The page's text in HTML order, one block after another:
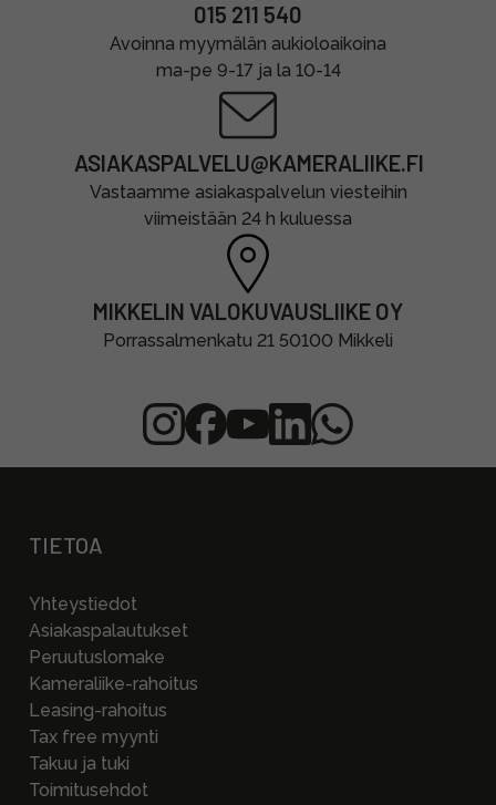
015 211 540
Avoinna myymälän aukioloaikoina
ma-pe 9-17 ja la 10-14
ASIAKASPALVELU@KAMERALIIKE.FI
Vastaamme asiakaspalvelun viesteihin
viimeistään 24 h kuluessa
MIKKELIN VALOKUVAUSLIIKE OY
Porrassalmenkatu 21 50100 Mikkeli
TIETOA
Yhteystiedot
Asiakaspalautukset
Peruutuslomake
Kameraliike-rahoitus
Leasing-rahoitus
Tax free myynti
Takuu ja tuki
Toimitusehdot